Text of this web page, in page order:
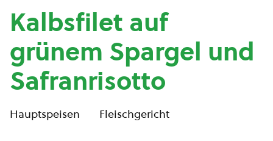
Kalbsfilet auf
grünem Spargel und
Safranrisotto
Hauptspeisen Fleischgericht